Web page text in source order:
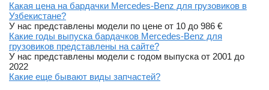
Какая цена на бардачки Mercedes-Benz для грузовиков в
Узбекистане?
У нас представлены модели по цене от 10 до 986 €
Какие годы выпуска бардачков Mercedes-Benz для
грузовиков представлены на сайте?
У нас представлены модели с годом выпуска от 2001 до
2022
Какие еще бывают виды запчастей?